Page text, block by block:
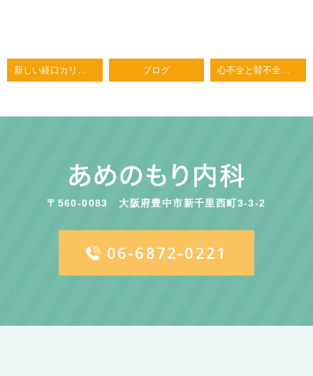
新しい経口カリウム吸着剤 ブログ 心不全と腎不全 心腎連関
〒560-0083 大阪府豊中市新千里西町3-3-2
06-6872-0221